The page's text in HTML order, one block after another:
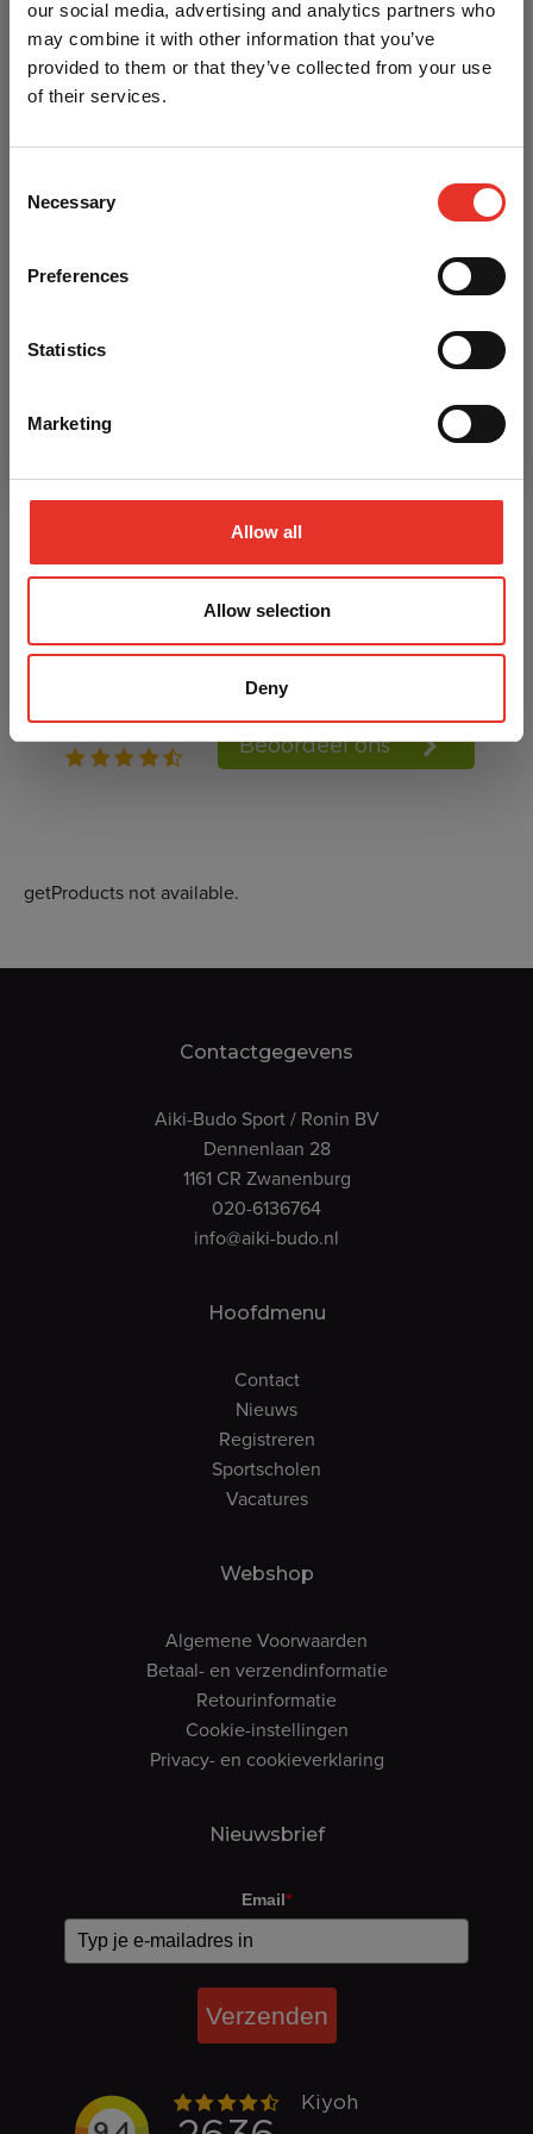
our social media, advertising and analytics partners who
may combine it with other information that you’ve
provided to them or that they’ve collected from your use
of their services.
Selection
Necessary
Preferences
Statistics
Marketing
Allow all
Allow selection
Deny
Perfect voor workouts en casual wear
Verkrijgbaar inbeachy beige,sea blue,shadow
blackenstormy gray
Kenmerken
Heb je een vraag over dit product?
bestellingen@aiki-budo.nl
getProducts not available.
Gebruik onderstaande code bij het afrekenen voor 5%
Contactgegevens
Aiki-Budo Sport / Ronin BV
Dennenlaan 28
1161 CR Zwanenburg
020-6136764
info@aiki-budo.nl
Hoofdmenu
Contact
Nieuws
Registreren
Sportscholen
Vacatures
Webshop
Algemene Voorwaarden
Betaal- en verzendinformatie
Retourinformatie
Cookie-instellingen
Privacy- en cookieverklaring
Nieuwsbrief
Email*
Verzenden